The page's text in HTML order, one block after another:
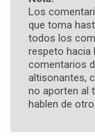
Los
que toma
todos los
respeto hacia
comentarios
altisonantes,
no aporten al
hablen de